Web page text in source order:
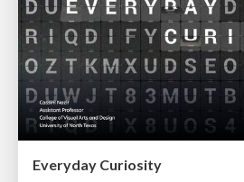
Everyday Curiosity